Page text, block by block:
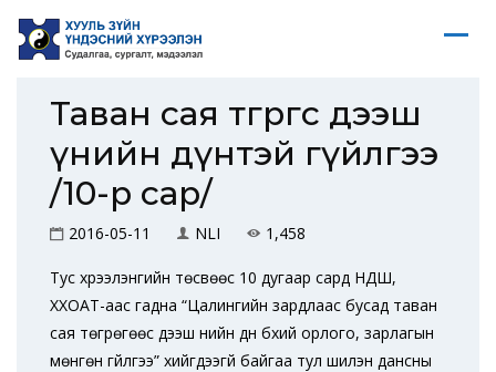
Таван сая төгрөгөөс дээш
үнийн дүнтэй гүйлгээ
/10-р сар/
2016-05-11 NLI 1,458
Тус хүрээлэнгийн төсвөөс 10 дугаар сард НДШ,
ХХОАТ-аас гадна “Цалингийн зардлаас бусад таван
сая төгрөгөөс дээш үнийн дүн бүхий орлого, зарлагын
мөнгөн гүйлгээ” хийгдээгүй байгаа тул шилэн дансны